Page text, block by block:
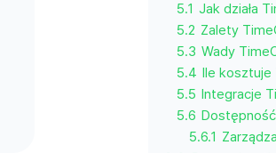
5.1 Jak działa
5.2 Zalety
5.3 Wady
5.4
Ile
5.5 Integracje
5.6 Dostępność
5.6.1